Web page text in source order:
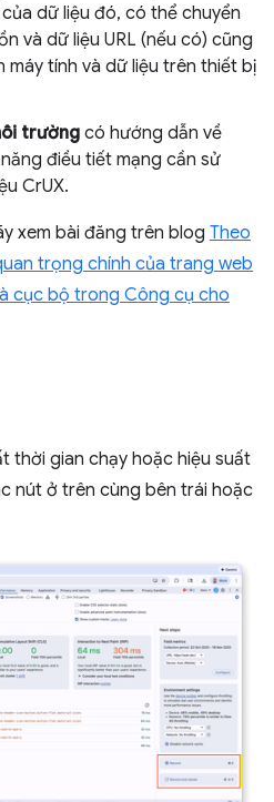
dữ liệu đó, có thể chuyển
và dữ liệu URL (nếu có) cũng
máy tính và dữ liệu trên thiết bị
trườngcó hướng dẫn về
điều tiết mạng cần sử
CrUX.
xem bài đăng trên blog Theo
trọng chính của trang web
cục bộ trong Công cụ cho
thời gian chạy hoặc hiệu suất
nút ở trên cùng bên trái hoặc